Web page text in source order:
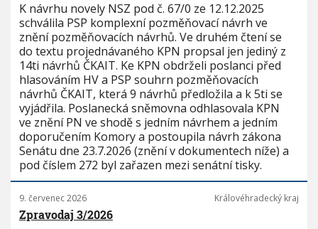
K návrhu novely NSZ pod č. 67/0 ze 12.12.2025
schválila PSP komplexní pozměňovací návrh ve
znění pozměňovacích návrhů. Ve druhém čtení se
do textu projednávaného KPN propsal jen jediný z
14ti návrhů ČKAIT. Ke KPN obdrželi poslanci před
hlasováním HV a PSP souhrn pozměňovacích
návrhů ČKAIT, která 9 návrhů předložila a k 5ti se
vyjádřila. Poslanecká sněmovna odhlasovala KPN
ve znění PN ve shodě s jedním návrhem a jedním
doporučením Komory a postoupila návrh zákona
Senátu dne 23.7.2026 (znění v dokumentech níže) a
pod číslem 272 byl zařazen mezi senátní tisky.
9. červenec 2026 Královéhradecký kraj
Zpravodaj 3/2026